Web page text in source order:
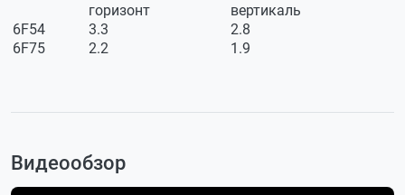
горизонт
вертикаль
6F54
3.3
2.8
6F75
2.2 1.9
Видеообзор